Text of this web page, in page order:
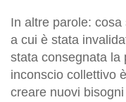
In altre parole:
a cui è stata
stata consegnata la
inconscio collettivo
creare nuovi